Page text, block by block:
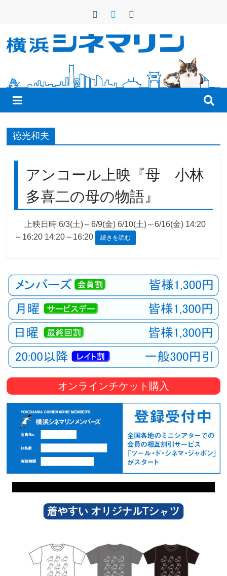
ン
横
浜
シ
ネ
マ
リ
ン
映
画
こ
街
徳光和夫
アンコール上映『母 小林
多喜二の母の物語』
上映日時 6/3(土)～6/9(金) 6/10(土)～6/16(金) 14:20
～16:20 14:20～16:20
続きを読む
オンラインチケット購入